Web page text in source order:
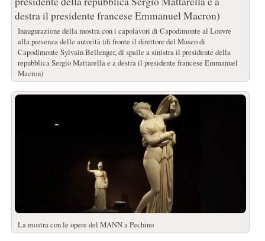
Inaugurazione della mostra con i capolavori di Capodimonte al Louvre
alla presenza delle autorità (di fronte il direttore del Museo di
Capodimonte Sylvain Bellenger, di spalle a sinistra il presidente della
repubblica Sergio Mattarella e a destra il presidente francese Emmanuel
Macron)
La mostra con le opere del MANN a Pechino